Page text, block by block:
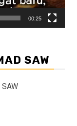
00:25
SAW